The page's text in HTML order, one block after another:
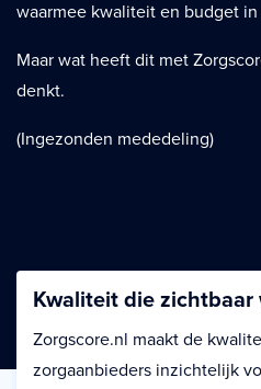
waarmee kwaliteit en budget
Maar wat heeft dit met
denkt.
(Ingezonden mededeling)
Kwaliteit die zichtbaar
Zorgscore.nl maakt de
zorgaanbieders inzichtelijk